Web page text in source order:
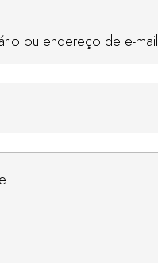
ou endereço de e-mail